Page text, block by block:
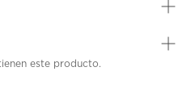
este producto.